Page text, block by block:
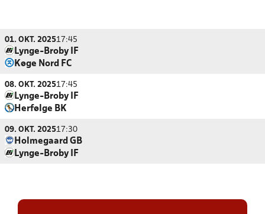
01. OKT. 202517:45
Lynge-Broby IF
Køge Nord FC
08. OKT. 202517:45
Lynge-Broby IF
Herfølge BK
09. OKT. 202517:30
Holmegaard GB
Lynge-Broby IF